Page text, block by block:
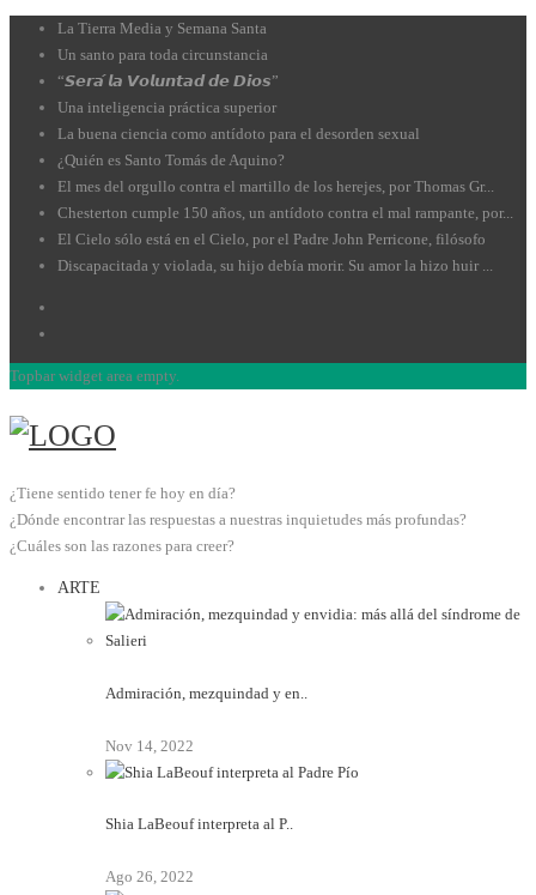
La Tierra Media y Semana Santa
Un santo para toda circunstancia
“𝙎𝙚𝙧𝙖́ 𝙡𝙖 𝙑𝙤𝙡𝙪𝙣𝙩𝙖𝙙 𝙙𝙚 𝘿𝙞𝙤𝙨”
Una inteligencia práctica superior
La buena ciencia como antídoto para el desorden sexual
¿Quién es Santo Tomás de Aquino?
El mes del orgullo contra el martillo de los herejes, por Thomas Gr...
Chesterton cumple 150 años, un antídoto contra el mal rampante, por...
El Cielo sólo está en el Cielo, por el Padre John Perricone, filósofo
Discapacitada y violada, su hijo debía morir. Su amor la hizo huir ...
Topbar widget area empty.
¿Tiene sentido tener fe hoy en día?
¿Dónde encontrar las respuestas a nuestras inquietudes más profundas?
¿Cuáles son las razones para creer?
ARTE
Admiración, mezquindad y en..
Nov 14, 2022
Shia LaBeouf interpreta al P..
Ago 26, 2022